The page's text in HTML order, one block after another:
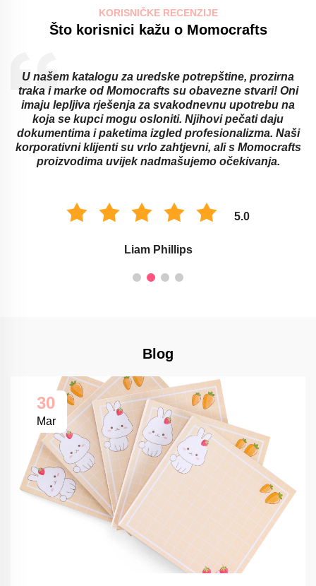
KORISNIČKE RECENZIJE
Što korisnici kažu o Momocrafts
U našem katalogu za uredske potrepštine, prozirna
traka i marke od Momocrafts su obavezne stvari! Oni
imaju lepljiva rješenja za svakodnevnu upotrebu na
koja se kupci mogu osloniti. Njihovi pečati daju
dokumentima i paketima izgled profesionalizma. Naši
korporativni klijenti su vrlo zahtjevni, ali s Momocrafts
proizvodima uvijek nadmašujemo očekivanja.
5.0
Liam Phillips
Blog
30
Mar